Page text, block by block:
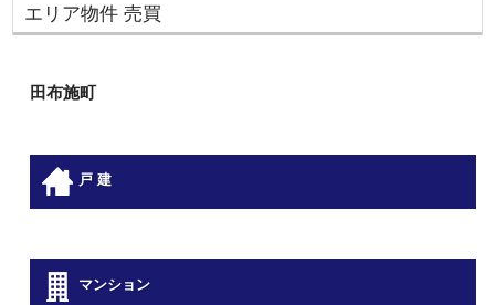
エリア物件 売買
田布施町
戸 建
マンション